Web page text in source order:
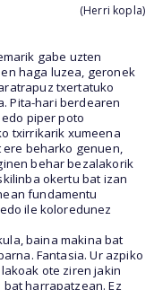
(Herri kopla)
gabe uzten
haga luzea, geronek
txertatuko
Pita-hari berdearen
piper poto
txirrikarik xumeena
beharko genuen,
behar bezalakorik
okertu bat izan
fundamentu
ile koloredunez
baina makina bat
Fantasia. Ur azpiko
ote ziren jakin
harrapatzean. Ez